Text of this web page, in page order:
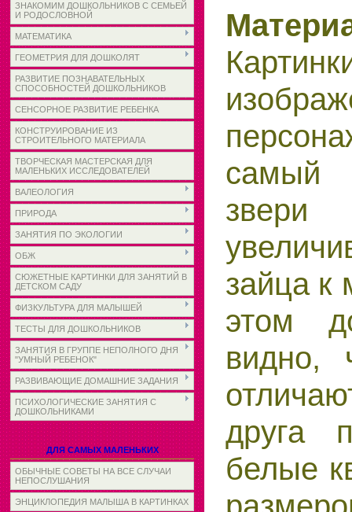
ЗНАКОМИМ ДОШКОЛЬНИКОВ С СЕМЬЕЙ
И РОДОСЛОВНОЙ
МАТЕМАТИКА
ГЕОМЕТРИЯ ДЛЯ ДОШКОЛЯТ
РАЗВИТИЕ ПОЗНАВАТЕЛЬНЫХ
СПОСОБНОСТЕЙ ДОШКОЛЬНИКОВ
СЕНСОРНОЕ РАЗВИТИЕ РЕБЕНКА
КОНСТРУИРОВАНИЕ ИЗ
СТРОИТЕЛЬНОГО МАТЕРИАЛА
ТВОРЧЕСКАЯ МАСТЕРСКАЯ ДЛЯ
МАЛЕНЬКИХ ИССЛЕДОВАТЕЛЕЙ
ВАЛЕОЛОГИЯ
ПРИРОДА
ЗАНЯТИЯ ПО ЭКОЛОГИИ
ОБЖ
СЮЖЕТНЫЕ КАРТИНКИ ДЛЯ ЗАНЯТИЙ В
ДЕТСКОМ САДУ
ФИЗКУЛЬТУРА ДЛЯ МАЛЫШЕЙ
ТЕСТЫ ДЛЯ ДОШКОЛЬНИКОВ
ЗАНЯТИЯ В ГРУППЕ НЕПОЛНОГО ДНЯ
"УМНЫЙ РЕБЕНОК"
РАЗВИВАЮЩИЕ ДОМАШНИЕ ЗАДАНИЯ
ПСИХОЛОГИЧЕСКИЕ ЗАНЯТИЯ С
ДОШКОЛЬНИКАМИ
ДЛЯ САМЫХ МАЛЕНЬКИХ
ОБЫЧНЫЕ СОВЕТЫ НА ВСЕ СЛУЧАИ
НЕПОСЛУШАНИЯ
ЭНЦИКЛОПЕДИЯ МАЛЫША В КАРТИНКАХ
самый
звери
зайца к
этом
видно,
друга
белые